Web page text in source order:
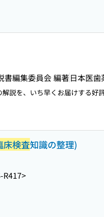
書編集委員会 編著日本医
説を、いち早くお届けする好
床検査知識の整理)
R417>